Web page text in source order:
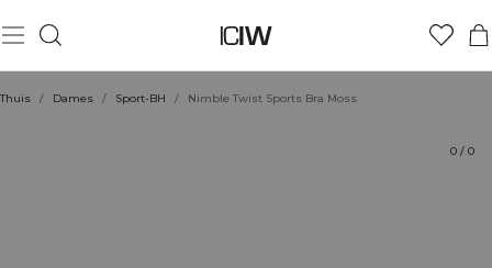
Thuis / Dames / Sport-BH / Nimble Twist Sports Bra Moss
0 / 0